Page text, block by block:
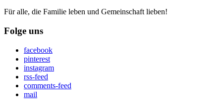
Für alle, die Familie leben und Gemeinschaft lieben!
Folge uns
facebook
pinterest
instagram
rss-feed
comments-feed
mail